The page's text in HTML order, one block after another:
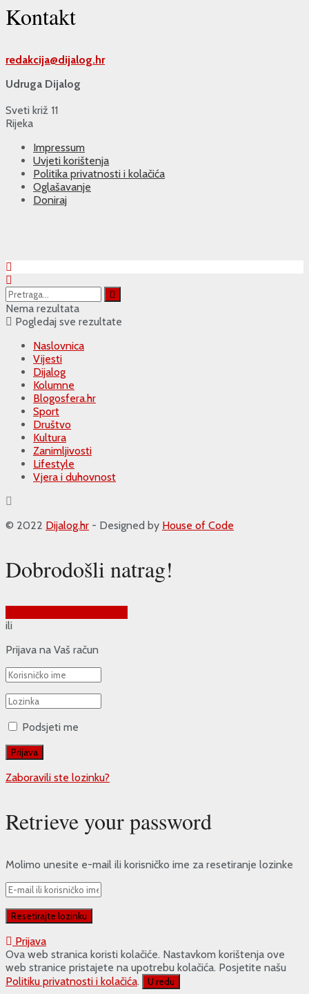
Kontakt
redakcija@dijalog.hr
Udruga Dijalog
Sveti križ 11
Rijeka
Impressum
Uvjeti korištenja
Politika privatnosti i kolačića
Oglašavanje
Doniraj
Nema rezultata
Pogledaj sve rezultate
Naslovnica
Vijesti
Dijalog
Kolumne
Blogosfera.hr
Sport
Društvo
Kultura
Zanimljivosti
Lifestyle
Vjera i duhovnost
© 2022 Dijalog.hr - Designed by House of Code
Dobrodošli natrag!
ili
Prijava na Vaš račun
Podsjeti me
Zaboravili ste lozinku?
Retrieve your password
Molimo unesite e-mail ili korisničko ime za resetiranje lozinke
Prijava
Ova web stranica koristi kolačiće. Nastavkom korištenja ove
web stranice pristajete na upotrebu kolačića. Posjetite našu
Politiku privatnosti i kolačića. U redu